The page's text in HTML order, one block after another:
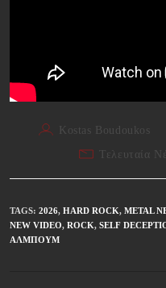
Kostas Boudoukos
Τελευταία
TAGS: 2026, HARD ROCK, METAL
NEW VIDEO, ROCK, SELF
ΆΛΜΠΟΥΜ